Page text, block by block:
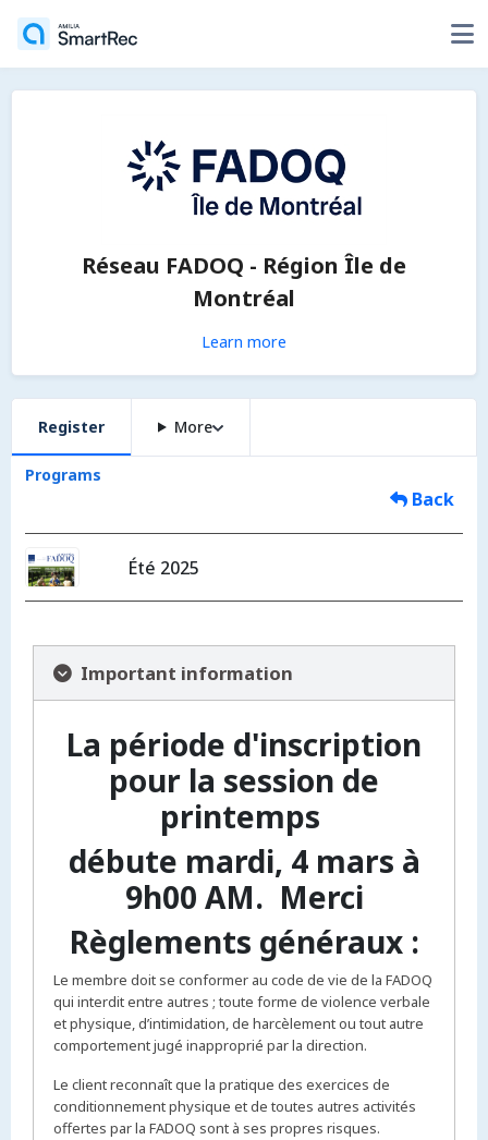
Réseau FADOQ - Région Île de
Montréal
Learn more
Register More
Programs
Back
Été 2025
Important information
La période d'inscription
pour la session de
printemps
débute mardi, 4 mars à
9h00 AM. Merci
Règlements généraux :
Le membre doit se conformer au code de vie de la FADOQ
qui interdit entre autres ; toute forme de violence verbale
et physique, d’intimidation, de harcèlement ou tout autre
comportement jugé inapproprié par la direction.
Le client reconnaît que la pratique des exercices de
conditionnement physique et de toutes autres activités
offertes par la FADOQ sont à ses propres risques.